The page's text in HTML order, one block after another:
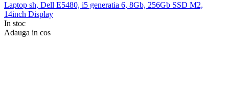
Laptop sh, Dell E5480, i5 generatia 6, 8Gb, 256Gb SSD M2,
14inch Display
In stoc
Adauga in cos